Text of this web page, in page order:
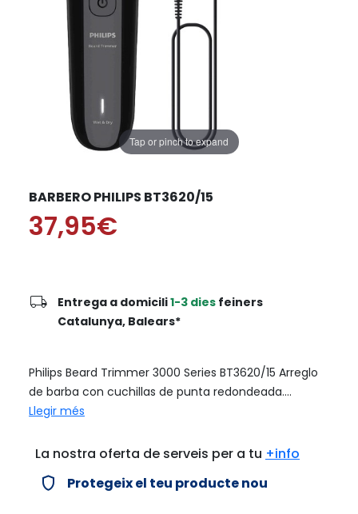
Tap or pinch to expand
BARBERO PHILIPS BT3620/15
37,95€
local_shipping Entrega a domicili1-3 dies feiners
Catalunya, Balears*
Philips Beard Trimmer 3000 Series BT3620/15 Arreglo
de barba con cuchillas de punta redondeada....
Llegir més
La nostra oferta de serveis per a tu +info
verified_user Protegeix el teu producte nou